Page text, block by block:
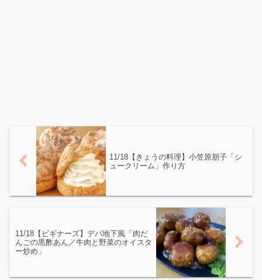
11/18【きょうの料理】小笠原朋子「シ
ュークリーム」作り方
11/18【ビギナーズ】デパ地下風「肉だ
んごの黒酢あん／牛肉と野菜のオイスタ
ー炒め」